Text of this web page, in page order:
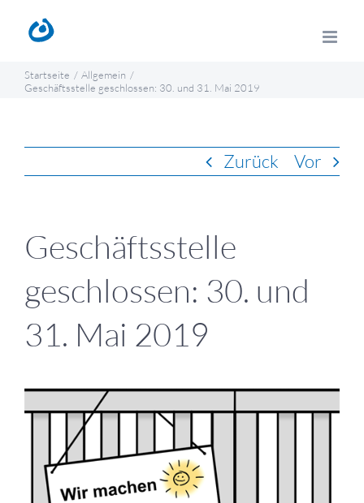
Inhalt
springen
Startseite
Allgemein
Geschäftsstelle geschlossen: 30. und 31. Mai 2019
Zurück Vor
Geschäftsstelle
geschlossen: 30. und
31. Mai 2019
grösseres